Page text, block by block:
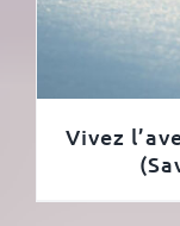
Vivez